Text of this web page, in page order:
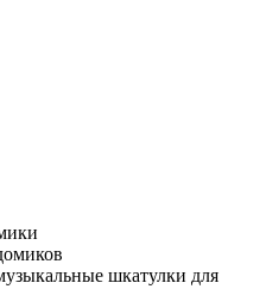
шкатулки для